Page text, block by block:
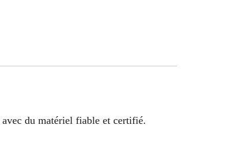
avec du matériel fiable et certifié.